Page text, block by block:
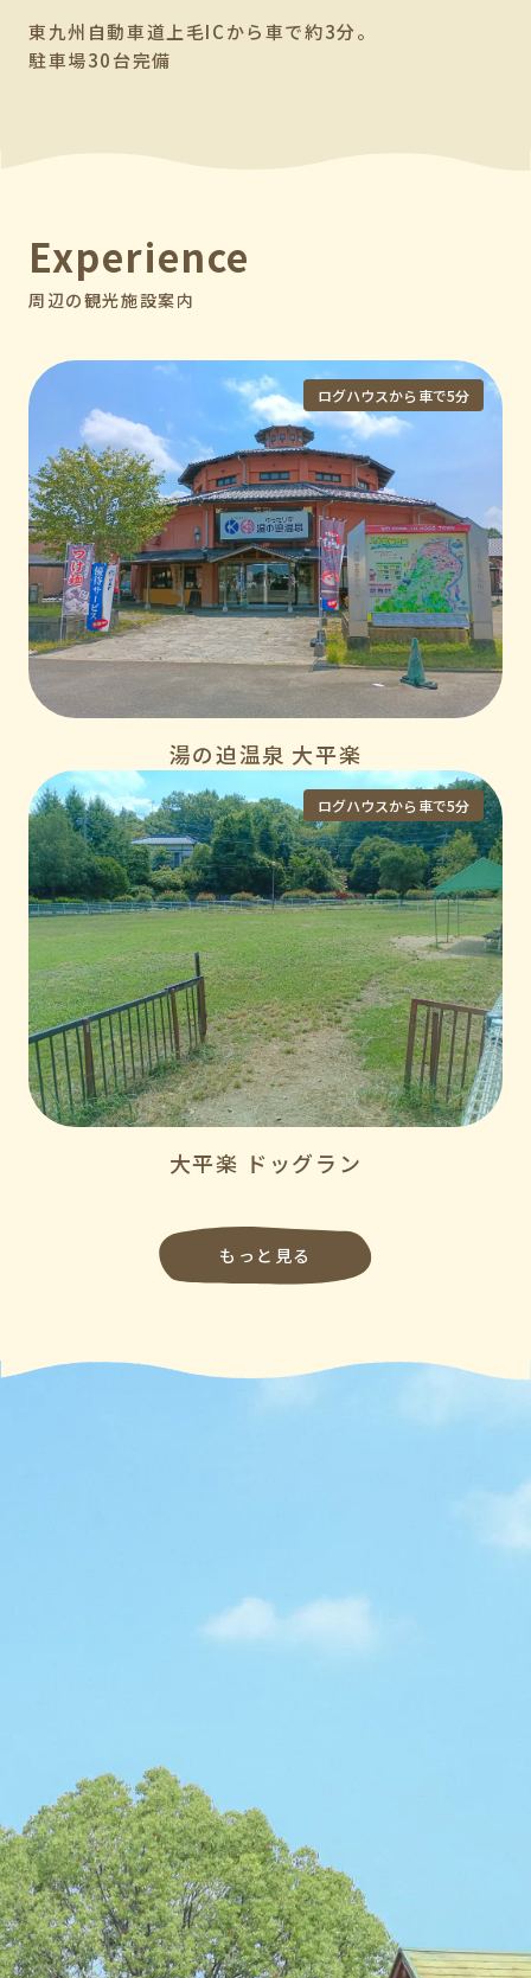
東九州自動車道上毛ICから車で約3分。
駐車場30台完備
Experience
周辺の観光施設案内
湯の迫温泉 大平楽
ログハウスから車で5分
大平楽 ドッグラン
ログハウスから車で5分
もっと見る